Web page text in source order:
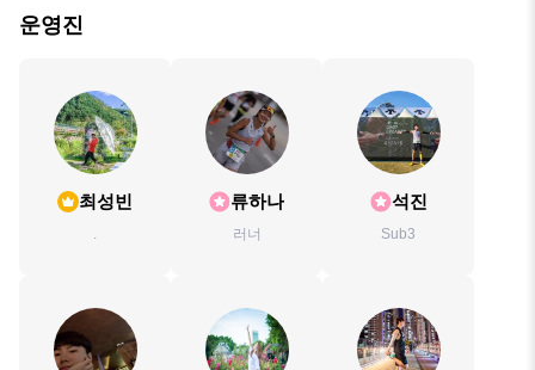
운영진
최성빈
.
류하나
러너
석진
Sub3